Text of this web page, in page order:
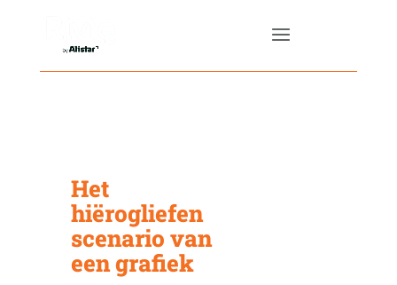
Het
hiërogliefen
scenario van
een grafiek